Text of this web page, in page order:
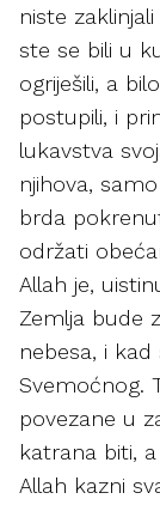
niste
ste se bili u
ogriješili, a
postupili, i
lukavstva
njihova,
brda
održati
Allah je,
Zemlja bude
nebesa, i
Svemoćnog.
povezane u
katrana biti,
Allah kazni